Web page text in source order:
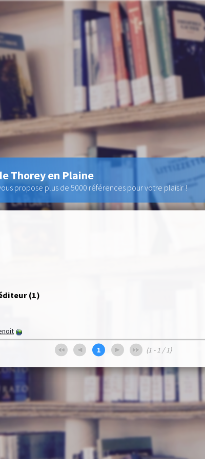
(1)
1 (1 - 1 / 1)
Thorey en Plaine
propose plus de 5000 références pour votre plaisir !